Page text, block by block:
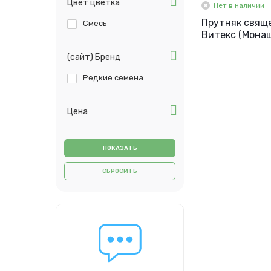
Цвет цветка
Смесь
(сайт) Бренд
Редкие семена
Цена
СБРОСИТЬ
Нет в наличии
Прутняк
Витекс